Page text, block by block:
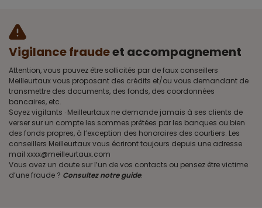
Vigilance fraudeet accompagnement
Attention, vous pouvez être sollicités par de faux conseillers
Meilleurtaux vous proposant des crédits et/ou vous demandant de
transmettre des documents, des fonds, des coordonnées
bancaires, etc.
Soyez vigilants · Meilleurtaux ne demande jamais à ses clients de
verser sur un compte les sommes prêtées par les banques ou bien
des fonds propres, à l’exception des honoraires des courtiers. Les
conseillers Meilleurtaux vous écriront toujours depuis une adresse
mail xxxx@meilleurtaux.com
Vous avez un doute sur l’un de vos contacts ou pensez être victime
d’une fraude ? Consultez notre guide.